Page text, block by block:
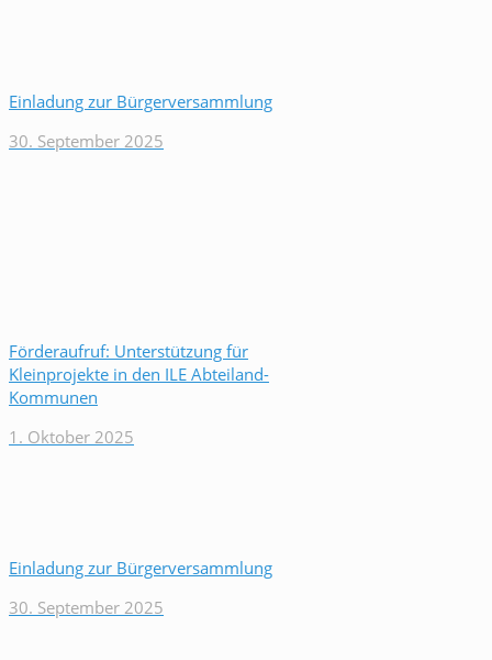
Einladung zur Bürgerversammlung
30. September 2025
Förderaufruf: Unterstützung für
Kleinprojekte in den ILE Abteiland-
Kommunen
1. Oktober 2025
Einladung zur Bürgerversammlung
30. September 2025